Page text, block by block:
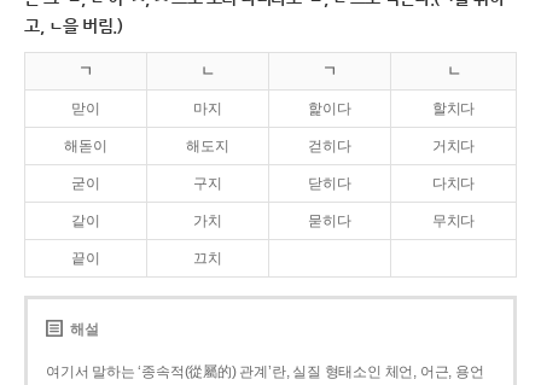
고, ㄴ을 버림.)
ㄱ ㄴ ㄱ ㄴ
맏이 마지 핥이다 할치다
해돋이 해도지 걷히다 거치다
굳이 구지 닫히다 다치다
같이 가치 묻히다 무치다
끝이 끄치
해설
여기서 말하는 ‘종속적(從屬的) 관계’란, 실질 형태소인 체언, 어근, 용언